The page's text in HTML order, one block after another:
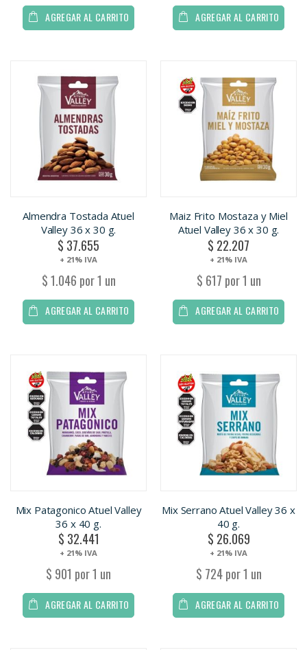
AGREGAR AL CARRITO AGREGAR AL CARRITO
Almendra Tostada Atuel
Valley 36 x 30 g.
$ 37.655
+ 21% IVA
$ 1.046 por 1 un
AGREGAR AL CARRITO
Maiz Frito Mostaza y Miel
Atuel Valley 36 x 30 g.
$ 22.207
+ 21% IVA
$ 617 por 1 un
AGREGAR AL CARRITO
Mix Patagonico Atuel Valley
36 x 40 g.
$ 32.441
+ 21% IVA
$ 901 por 1 un
AGREGAR AL CARRITO
Mix Serrano Atuel Valley 36 x
40 g.
$ 26.069
+ 21% IVA
$ 724 por 1 un
AGREGAR AL CARRITO